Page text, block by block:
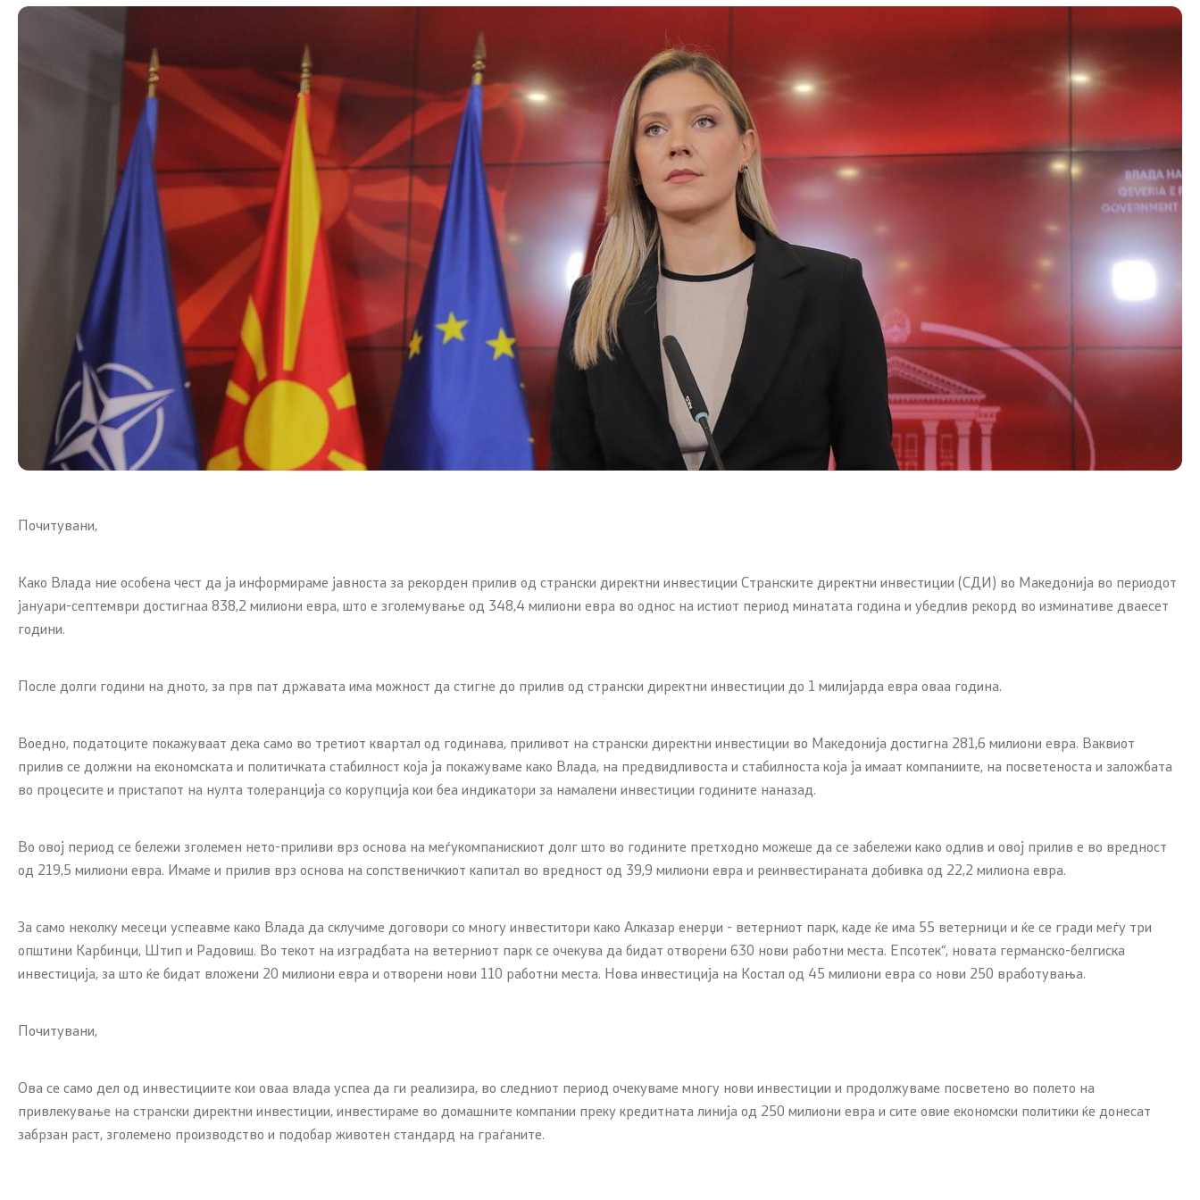
Национални координатори
Генерален Секретаријат
Изјава за пристапност
Со еден клик до сите услуги
Почитувани,
Како Влада ние особена чест да ја информираме јавноста за рекорден прилив од странски директни инвестиции Странските директни инвестиции (СДИ) во Македонија во периодот
јануари-септември достигнаа 838,2 милиони евра, што е зголемување од 348,4 милиони евра во однос на истиот период минатата година и убедлив рекорд во изминативе дваесет
години.
После долги години на дното, за прв пат државата има можност да стигне до прилив од странски директни инвестиции до 1 милијарда евра оваа година.
Воедно, податоците покажуваат дека само во третиот квартал од годинава, приливот на странски директни инвестиции во Македонија достигна 281,6 милиони евра. Ваквиот
прилив се должни на економската и политичката стабилност која ја покажуваме како Влада, на предвидливоста и стабилноста која ја имаат компаниите, на посветеноста и заложбата
во процесите и пристапот на нулта толеранција со корупција кои беа индикатори за намалени инвестиции годините наназад.
Во овој период се бележи зголемен нето-приливи врз основа на меѓукомпанискиот долг што во годините претходно можеше да се забележи како одлив и овој прилив е во вредност
од 219,5 милиони евра. Имаме и прилив врз основа на сопственичкиот капитал во вредност од 39,9 милиони евра и реинвестираната добивка од 22,2 милиона евра.
За само неколку месеци успеавме како Влада да склучиме договори со многу инвеститори како Алказар енерџи - ветерниот парк, каде ќе има 55 ветерници и ќе се гради меѓу три
општини Карбинци, Штип и Радовиш. Во текот на изградбата на ветерниот парк се очекува да бидат отворени 630 нови работни места. Епсотек“, новата германско-белгиска
инвестиција, за што ќе бидат вложени 20 милиони евра и отворени нови 110 работни места. Нова инвестиција на Костал од 45 милиони евра со нови 250 вработувања.
Почитувани,
Ова се само дел од инвестициите кои оваа влада успеа да ги реализира, во следниот период очекуваме многу нови инвестиции и продолжуваме посветено во полето на
привлекување на странски директни инвестиции, инвестираме во домашните компании преку кредитната линија од 250 милиони евра и сите овие економски политики ќе донесат
забрзан раст, зголемено производство и подобар животен стандард на граѓаните.